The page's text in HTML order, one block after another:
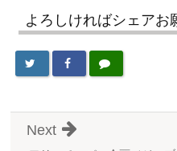
よろしければシェアお
Next